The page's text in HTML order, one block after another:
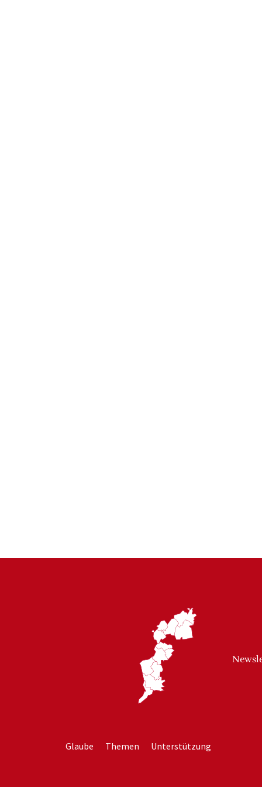
Glaube Themen Unterstützung